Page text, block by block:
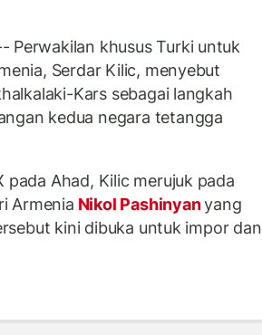
Perwakilan khusus Turki untuk
Serdar Kilic, menyebut
Kars sebagai langkah
kedua negara tetangga
Ahad, Kilic merujuk pada
Armenia Nikol Pashinyanyang
kini dibuka untuk impor dan